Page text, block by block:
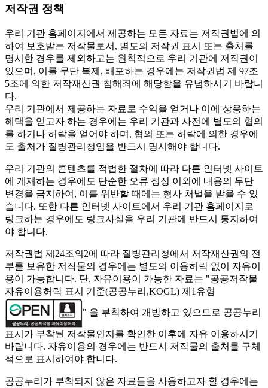
저작권 정책
우리 기관 홈페이지에서 제공하는 모든 자료는 저작권법에 의
하여 보호받는 저작물로서, 별도의 저작권 표시 또는 출처를
명시한 경우를 제외하고는 원칙적으로 우리 기관에 저작권이
있으며, 이를 무단 복제, 배포하는 경우에는 저작권법 제 97조
5조에 의한 저작재산권 침해죄에 해당함을 유념하시기 바랍니
다.
우리 기관에서 제공하는 자료로 수익을 얻거나 이에 상응하는
혜택을 얻고자 하는 경우에는 우리 기관과 사전에 별도의 협의
를 하거나 허락을 얻어야 하며, 협의 또는 허락에 의한 경우에
도 출처가 질병관리청임을 반드시 명시해야 합니다.
우리 기관의 콘텐츠를 적법한 절차에 따라 다른 인터넷 사이트
에 게재하는 경우에도 단순한 오류 정정 이외에 내용의 무단
변경을 금지하여, 이를 위반할 때에는 형사 처벌을 받을 수 있
습니다. 또한 다른 인터넷 사이트에서 우리 기관 홈페이지로
링크하는 경우에도 링크사실을 우리 기관에 반드시 통지하여
야 합니다.
저작권법 제24조의2에 따라 질병관리청에서 저작재산권의 전
부를 보유한 저작물의 경우에는 별도의 이용허락 없이 자유이
용이 가능합니다. 단, 자유이용이 가능한 자료는 "공공저작물
자유이용허락 표시 기준(공공누리,KOGL) 제1유형
" 을 부착하여 개방하고 있으므로 공공누리
표시가 부착된 저작물인지를 확인한 이후에 자유 이용하시기
바랍니다. 자유이용의 경우에는 반드시 저작물의 출처를 구체
적으로 표시하여야 합니다.
공공누리가 부착되지 않은 자료들을 사용하고자 할 경우에는